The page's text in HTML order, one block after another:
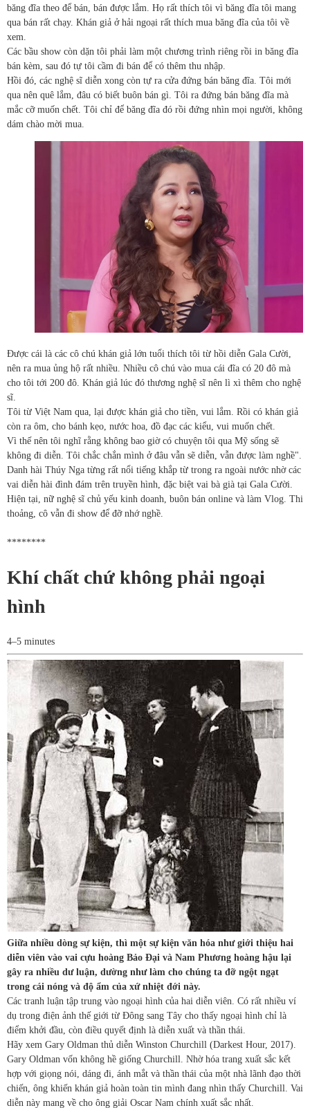
băng đĩa theo để bán, bán được lắm. Họ rất thích tôi vì băng đĩa tôi mang
qua bán rất chạy. Khán giả ở hải ngoại rất thích mua băng đĩa của tôi về
xem.
Các bầu show còn dặn tôi phải làm một chương trình riêng rồi in băng đĩa
bán kèm, sau đó tự tôi cầm đi bán để có thêm thu nhập.
Hồi đó, các nghệ sĩ diễn xong còn tự ra cửa đứng bán băng đĩa. Tôi mới
qua nên quê lắm, đâu có biết buôn bán gì. Tôi ra đứng bán băng đĩa mà
mắc cỡ muốn chết. Tôi chỉ để băng đĩa đó rồi đứng nhìn mọi người, không
dám chào mời mua.
Được cái là các cô chú khán giả lớn tuổi thích tôi từ hồi diễn Gala Cười,
nên ra mua ủng hộ rất nhiều. Nhiều cô chú vào mua cái đĩa có 20 đô mà
cho tôi tới 200 đô. Khán giả lúc đó thương nghệ sĩ nên lì xì thêm cho nghệ
sĩ.
Tôi từ Việt Nam qua, lại được khán giả cho tiền, vui lắm. Rồi có khán giả
còn ra ôm, cho bánh kẹo, nước hoa, đồ đạc các kiểu, vui muốn chết.
Vì thế nên tôi nghĩ rằng không bao giờ có chuyện tôi qua Mỹ sống sẽ
không đi diễn. Tôi chắc chắn mình ở đâu vẫn sẽ diễn, vẫn được làm nghề".
Danh hài Thúy Nga từng rất nổi tiếng khắp từ trong ra ngoài nước nhờ các
vai diễn hài đình đám trên truyền hình, đặc biệt vai bà già tại Gala Cười.
Hiện tại, nữ nghệ sĩ chủ yếu kinh doanh, buôn bán online và làm Vlog. Thi
thoảng, cô vẫn đi show để đỡ nhớ nghề.
********
Khí chất chứ không phải ngoại
hình
4–5 minutes
Giữa nhiều dòng sự kiện, thì một sự kiện văn hóa như giới thiệu hai
diễn viên vào vai cựu hoàng Bảo Đại và Nam Phương hoàng hậu lại
gây ra nhiều dư luận, dường như làm cho chúng ta đỡ ngột ngạt
trong cái nóng và độ ẩm của xứ nhiệt đới này.
Các tranh luận tập trung vào ngoại hình của hai diễn viên. Có rất nhiều ví
dụ trong điện ảnh thế giới từ Đông sang Tây cho thấy ngoại hình chỉ là
điểm khởi đầu, còn điều quyết định là diễn xuất và thần thái.
Hãy xem Gary Oldman thủ diễn Winston Churchill (Darkest Hour, 2017).
Gary Oldman vốn không hề giống Churchill. Nhờ hóa trang xuất sắc kết
hợp với giọng nói, dáng đi, ánh mắt và thần thái của một nhà lãnh đạo thời
chiến, ông khiến khán giả hoàn toàn tin mình đang nhìn thấy Churchill. Vai
diễn này mang về cho ông giải Oscar Nam chính xuất sắc nhất.